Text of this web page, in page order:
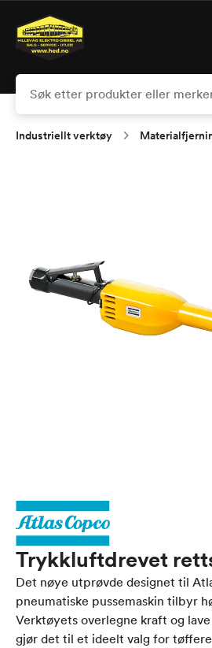
hovedinnhold
Industriellt verktøy
Trykkluftdrevet
Det nøye utprøvde designet til
pneumatiske pussemaskin tilbyr
Verktøyets overlegne kraft og
gjør det til et ideelt valg for